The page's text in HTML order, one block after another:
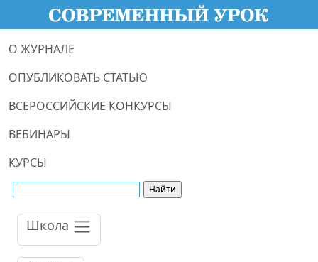
О ЖУРНАЛЕ
ОПУБЛИКОВАТЬ СТАТЬЮ
ВСЕРОССИЙСКИЕ КОНКУРСЫ
ВЕБИНАРЫ
КУРСЫ
Школа